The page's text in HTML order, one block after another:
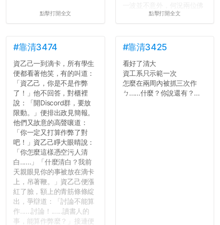
點擊打開全文
心教授看起來要輕輕放下
長作弊的風氣。
反正老人我明天就要搬離新
竹，之後如何發展與我無
關，就當最後一天發個牢騷
吧XD，祝學弟妹們修課順利
點擊打開全文
#靠清3474
資乙己一到滴卡，所有學生
便都看著他笑，有的叫道：
「資乙己，你是不是作弊
了！」他不回答，對櫃裡
說：「開Discord群，要放
限動。」便排出政見簡報。
他們又故意的高聲嚷道：
「你一定又打算作弊了對
吧！」資乙己睜大眼晴說：
「你怎麼這樣憑空污人清
白......」「什麼清白？我前
天親眼見你的事被放在滴卡
上，吊著鞭。」資乙己便漲
紅了臉，額上的青筋條條綻
出，爭辯道：「討論不能算
作......討論！......讀書人的
事，能算作弊麼？」接連便
#靠清3425
看好了清大
資工系只示範一次
怎麼在兩周內被抓三次作
ㄅ......什麼？你說還有？...